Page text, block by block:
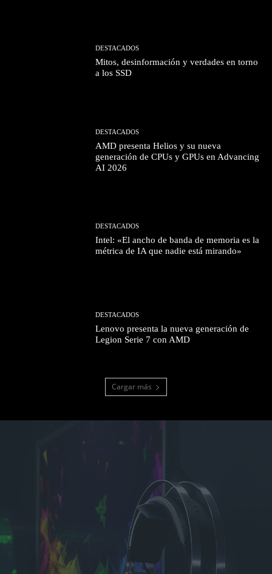
DESTACADOS
Mitos, desinformación y verdades en torno
a los SSD
DESTACADOS
AMD presenta Helios y su nueva
generación de CPUs y GPUs en Advancing
AI 2026
DESTACADOS
Intel: «El ancho de banda de memoria es la
métrica de IA que nadie está mirando»
DESTACADOS
Lenovo presenta la nueva generación de
Legion Serie 7 con AMD
Cargar más